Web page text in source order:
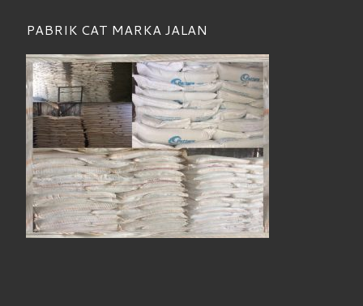
PABRIK CAT MARKA JALAN